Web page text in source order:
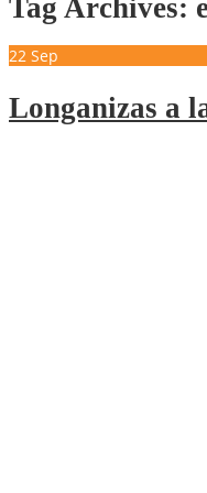
Tag Archives:
22 Sep
Longanizas a